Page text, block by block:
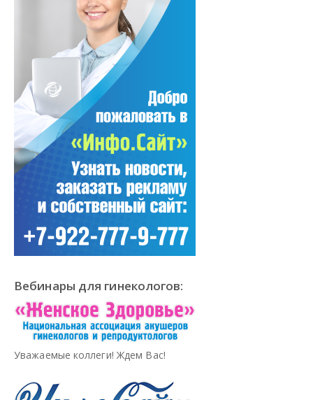
Вебинары для гинекологов:
Уважаемые коллеги! Ждем Вас!